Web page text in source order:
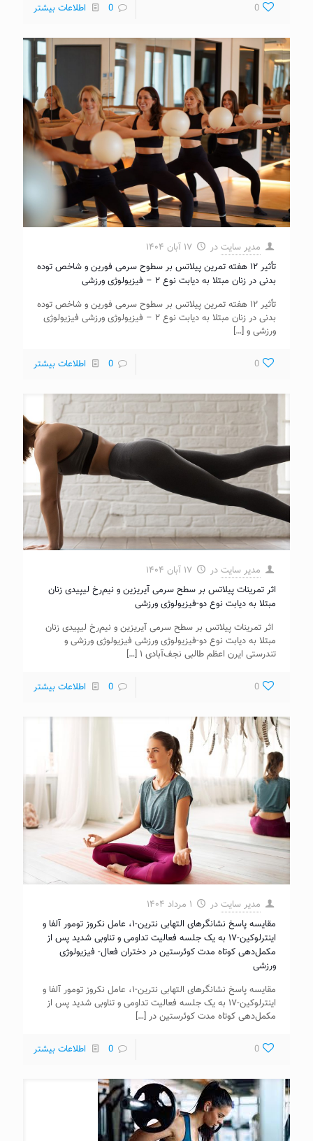
0
0 اطلاعات بیشتر
مدیر سایت در
۱۷ آبان ۱۴۰۴
تأثیر ۱۲ هفته تمرین پیلاتس بر سطوح سرمی فورین و شاخص توده
بدنی در زنان مبتلا به دیابت نوع ۲ – فیزیولوژی ورزشی
تأثیر ۱۲ هفته تمرین پیلاتس بر سطوح سرمی فورین و شاخص توده
بدنی در زنان مبتلا به دیابت نوع ۲ – فیزیولوژی ورزشی فیزیولوژی
ورزشی و […]
0
0 اطلاعات بیشتر
مدیر سایت در
۱۷ آبان ۱۴۰۴
اثر تمرینات پیلاتس بر سطح سرمی آیریزین و نیم‌رخ لیپیدی زنان
مبتلا به دیابت نوع دو-فیزیولوژی ورزشی
اثر تمرینات پیلاتس بر سطح سرمی آیریزین و نیم‌رخ لیپیدی زنان
مبتلا به دیابت نوع دو-فیزیولوژی ورزشی فیزیولوژی ورزشی و
تندرستی ایرن اعظم طالبی نجف‌آبادی ۱ […]
0
0 اطلاعات بیشتر
مدیر سایت در
۱ مرداد ۱۴۰۴
مقایسه پاسخ نشانگرهای التهابی نترین-۱، عامل نکروز تومور آلفا و
اینترلوکین-۱۷ به یک جلسه فعالیت تداومی و تناوبی شدید پس از
مکمل‌‌دهی کوتاه مدت کوئرستین در دختران فعال- فیزیولوژی
ورزشی
مقایسه پاسخ نشانگرهای التهابی نترین-۱، عامل نکروز تومور آلفا و
اینترلوکین-۱۷ به یک جلسه فعالیت تداومی و تناوبی شدید پس از
مکمل‌‌دهی کوتاه مدت کوئرستین در […]
0
0 اطلاعات بیشتر